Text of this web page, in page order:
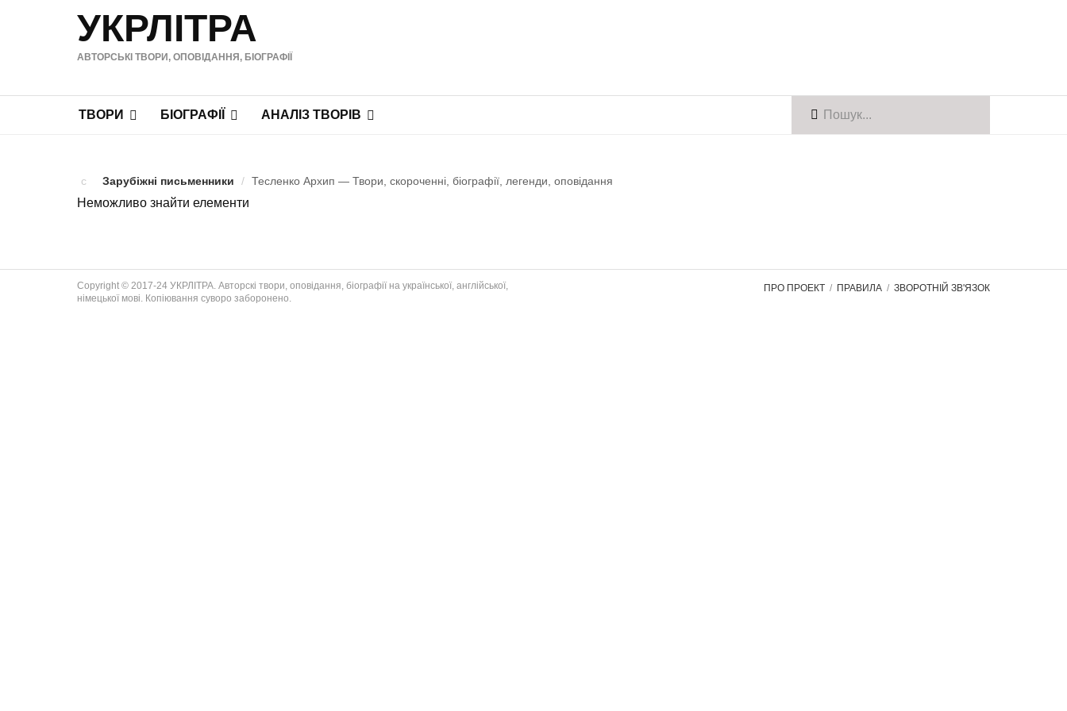
УКРЛІТРА
АВТОРСЬКІ ТВОРИ, ОПОВІДАННЯ, БІОГРАФІЇ
ТВОРИ БІОГРАФІЇ АНАЛІЗ ТВОРІВ
Зарубіжні письменники / Тесленко Архип — Твори, скороченні, біографії, легенди, оповiдання
Неможливо знайти елементи
Copyright © 2017-24 УКРЛІТРА. Авторскі твори, оповідання, біографії на української, англійської,
німецької мові. Копіювання суворо заборонено.
ПРО ПРОЕКТ ПРАВИЛА ЗВОРОТНІЙ ЗВ'ЯЗОК